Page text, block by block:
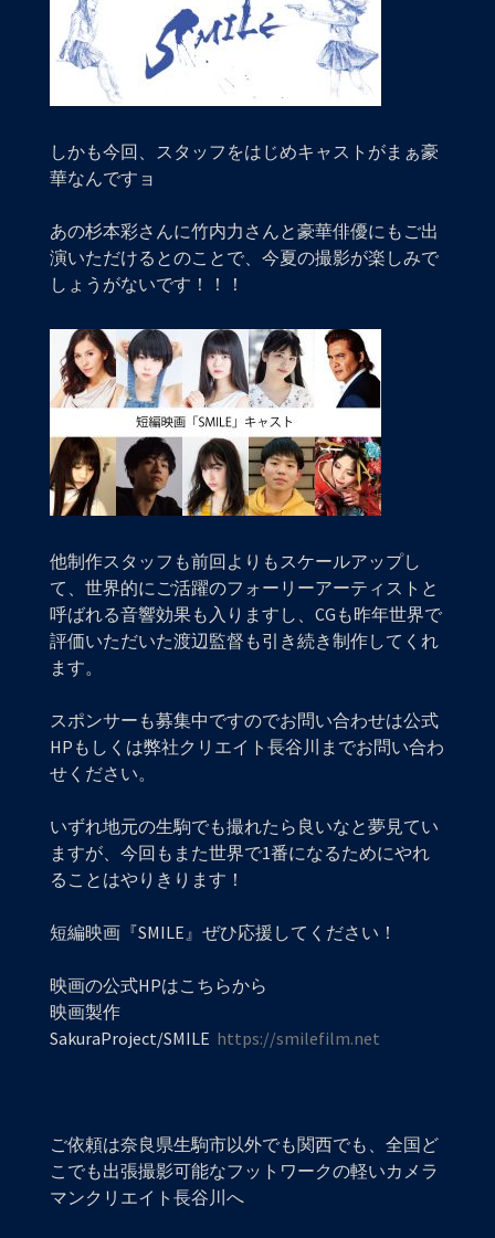
しかも今回、スタッフをはじめキャストがまぁ豪
華なんですョ
あの杉本彩さんに竹内力さんと豪華俳優にもご出
演いただけるとのことで、今夏の撮影が楽しみで
しょうがないです！！！
他制作スタッフも前回よりもスケールアップし
て、世界的にご活躍のフォーリーアーティストと
呼ばれる音響効果も入りますし、CGも昨年世界で
評価いただいた渡辺監督も引き続き制作してくれ
ます。
スポンサーも募集中ですのでお問い合わせは公式
HPもしくは弊社クリエイト長谷川までお問い合わ
せください。
いずれ地元の生駒でも撮れたら良いなと夢見てい
ますが、今回もまた世界で1番になるためにやれ
ることはやりきります！
短編映画『SMILE』ぜひ応援してください！
映画の公式HPはこちらから
映画製作
SakuraProject/SMILE https://smilefilm.net
ご依頼は奈良県生駒市以外でも関西でも、全国ど
こでも出張撮影可能なフットワークの軽いカメラ
マンクリエイト長谷川へ